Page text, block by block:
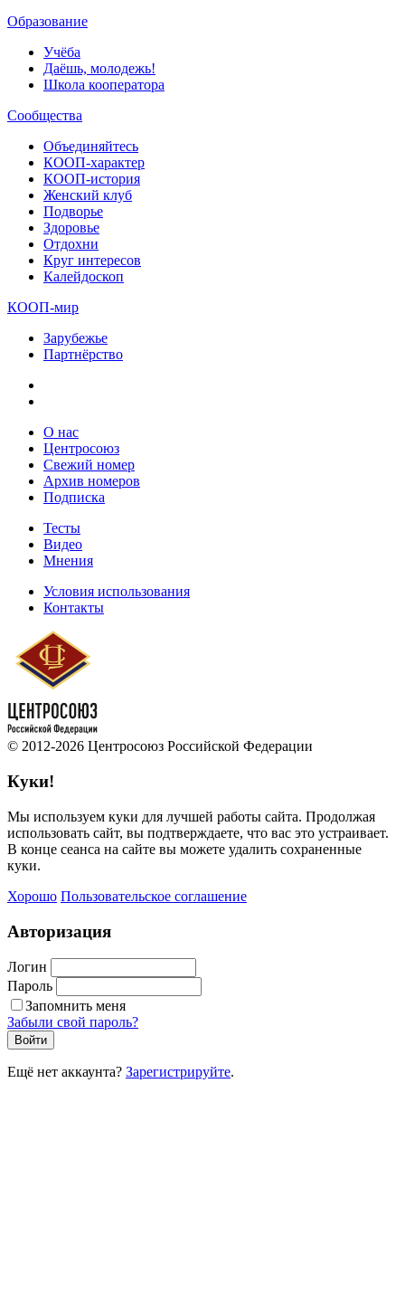
Образование
Учёба
Даёшь, молодежь!
Школа кооператора
Сообщества
Объединяйтесь
КООП-характер
КООП-история
Женский клуб
Подворье
Здоровье
Отдохни
Круг интересов
Калейдоскоп
КООП-мир
Зарубежье
Партнёрство
О нас
Центросоюз
Свежий номер
Архив номеров
Подписка
Тесты
Видео
Мнения
Условия использования
Контакты
© 2012-2026 Центросоюз Российской Федерации
Куки!
Мы используем куки для лучшей работы сайта. Продолжая
использовать сайт, вы подтверждаете, что вас это устраивает.
В конце сеанса на сайте вы можете удалить сохраненные
куки.
Хорошо Пользовательское соглашение
Авторизация
Логин
Пароль
Запомнить меня
Забыли свой пароль?
Войти
Ещё нет аккаунта? Зарегистрируйте.